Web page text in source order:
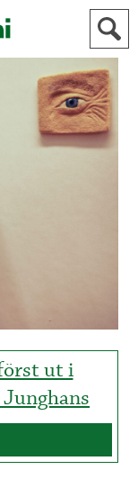
ut i